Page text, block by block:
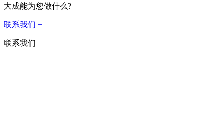
大成能为您做什么?
联系我们 +
联系我们